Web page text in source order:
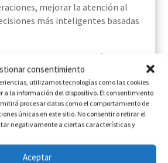
consentimiento
utilizamos tecnologías como las cookies
a la información del dispositivo. El consentimiento
procesar datos como el comportamiento de
únicas en este sitio. No consentir o retirar el
negativamente a ciertas características y
Aceptar
mejorar la atención al
más inteligentes basadas
estas tecnologías no solo
responden mejor a las nuevas
consumidores.
a las empresas a integrar
artificial que mejoran la
automatizan procesos y
del negocio. Además, estamos